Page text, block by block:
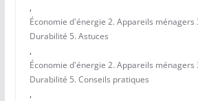
,
Économie d'énergie 2. Appareils ménagers
Durabilité 5. Astuces
,
Économie d'énergie 2. Appareils ménagers
Durabilité 5. Conseils pratiques
,